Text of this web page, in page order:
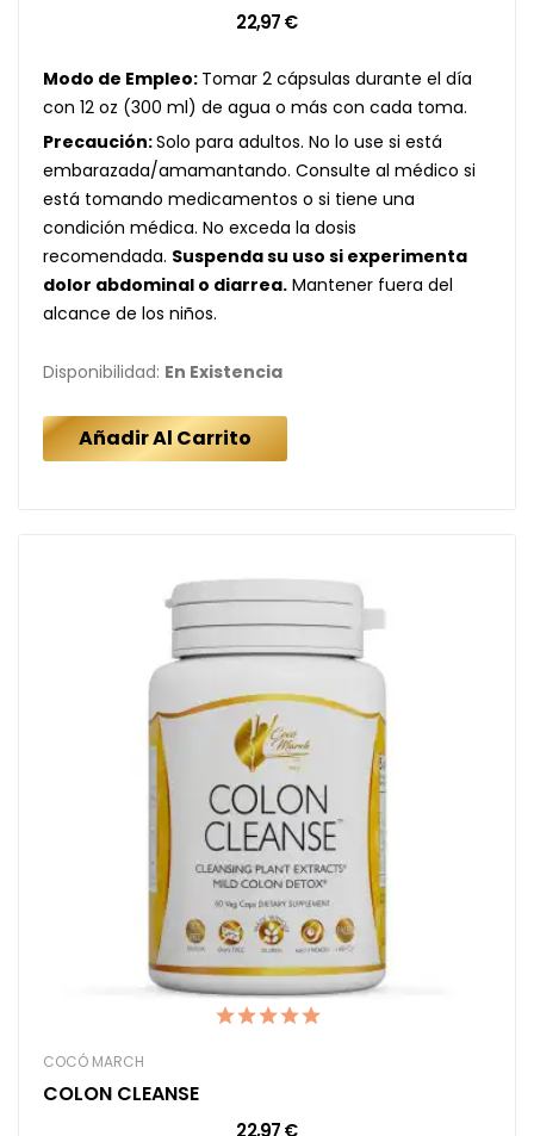
22,97 €
Modo de Empleo: Tomar 2 cápsulas durante el día
con 12 oz (300 ml) de agua o más con cada toma.
Precaución:Solo para adultos. No lo use si está
embarazada/amamantando. Consulte al médico si
está tomando medicamentos o si tiene una
condición médica. No exceda la dosis
recomendada. Suspenda su uso si experimenta
dolor abdominal o diarrea. Mantener fuera del
alcance de los niños.
Disponibilidad: En Existencia
Añadir Al Carrito
COCÓ MARCH
COLON CLEANSE
22,97 €